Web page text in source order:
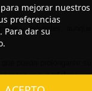
y calidades, aunque
pueda prolongarse su
a pedalear, un
mejorar nuestros
preferencias
Para dar su